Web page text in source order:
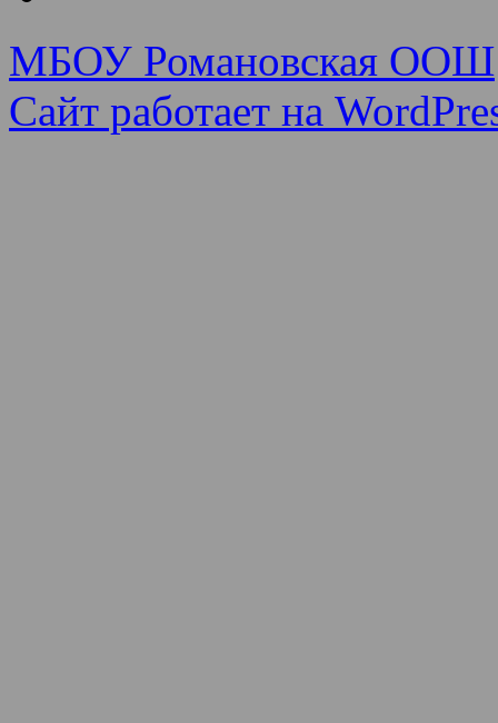
МБОУ Романовская ООШ
Сайт работает на